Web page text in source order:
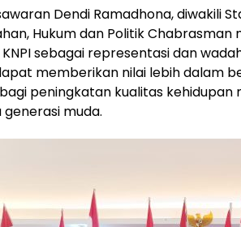
Dendi Ramadhona, diwakili
Hukum dan Politik Chabrasman
sebagai representasi dan
memberikan nilai lebih dalam
peningkatan kualitas kehidupan
generasi muda.